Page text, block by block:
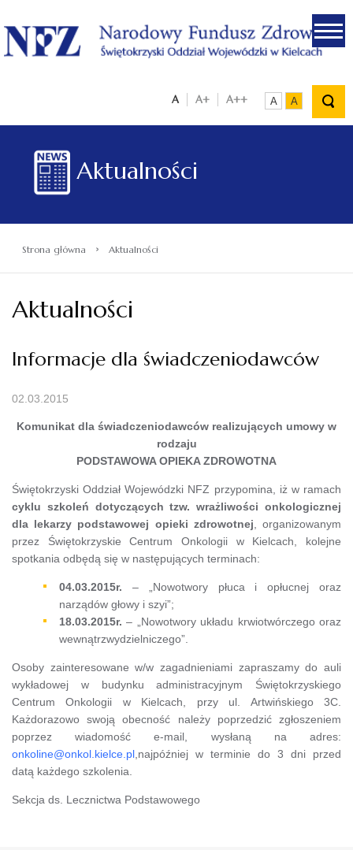
.
A A+ A++ A A
Aktualności
Strona główna › Aktualności
Aktualności
Informacje dla świadczeniodawców
02.03.2015
Komunikat dla świadczeniodawców realizujących umowy w
rodzaju
PODSTAWOWA OPIEKA ZDROWOTNA
Świętokrzyski Oddział Wojewódzki NFZ przypomina, iż w ramach
cyklu szkoleń dotyczących tzw. wrażliwości onkologicznej
dla lekarzy podstawowej opieki zdrowotnej , organizowanym
przez Świętokrzyskie Centrum Onkologii w Kielcach, kolejne
spotkania odbędą się w następujących terminach:
04.03.2015r. – „Nowotwory płuca i opłucnej oraz
narządów głowy i szyi”;
18.03.2015r.– „Nowotwory układu krwiotwórczego oraz
wewnątrzwydzielniczego”.
Osoby zainteresowane w/w zagadnieniami zapraszamy do auli
wykładowej w budynku administracyjnym Świętokrzyskiego
Centrum Onkologii w Kielcach, przy ul. Artwińskiego 3C.
Każdorazowo swoją obecność należy poprzedzić zgłoszeniem
poprzez wiadomość e-mail, wysłaną na adres:
onkoline@onkol.kielce.pl ,najpóźniej w terminie do 3 dni przed
datą każdego szkolenia.
Sekcja ds. Lecznictwa Podstawowego